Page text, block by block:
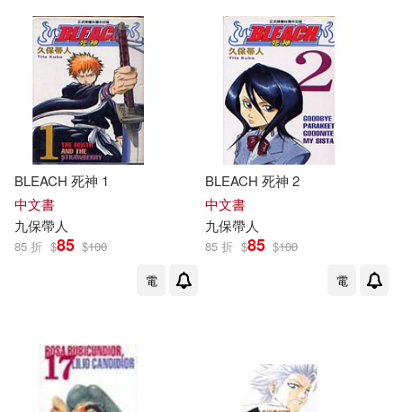
BLEACH 死神 1
中文書
九保帶人
85 折 $85 $100
電
BLEACH 死神 2
中文書
九保帶人
85 折 $85 $100
電